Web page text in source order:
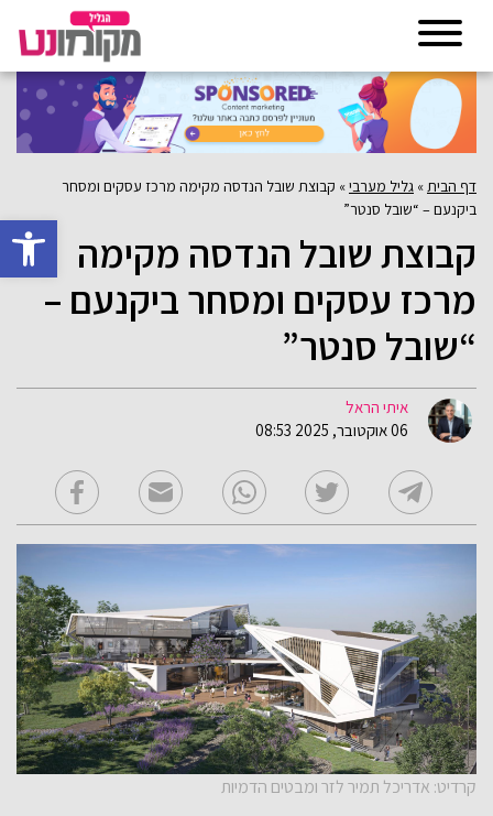
פתח
דף הבית » גליל מערבי» קבוצת שובל הנדסה מקימה מרכז עסקים ומסחר
ביקנעם – “שובל סנטר”
קבוצת שובל הנדסה מקימה
מרכז עסקים ומסחר ביקנעם –
“שובל סנטר”
איתי הראל
06 אוקטובר, 2025 08:53
קרדיט: אדריכל תמיר לזר ומבטים הדמיות